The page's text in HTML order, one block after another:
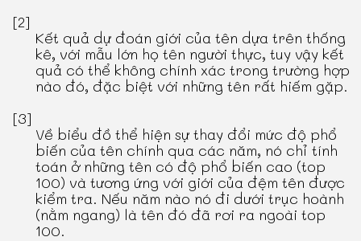
[2]
Kết quả dự đoán giới của tên dựa trên thống
kê, với mẫu lớn họ tên người thực, tuy vậy kết
quả có thể không chính xác trong trường hợp
nào đó, đặc biệt với những tên rất hiếm gặp.
[3]
Về biểu đồ thể hiện sự thay đổi mức độ phổ
biến của tên chính qua các năm, nó chỉ tính
toán ở những tên có độ phổ biến cao (top
100) và tương ứng với giới của đệm tên được
kiểm tra. Nếu năm nào nó đi dưới trục hoành
(nằm ngang) là tên đó đã rơi ra ngoài top
100.